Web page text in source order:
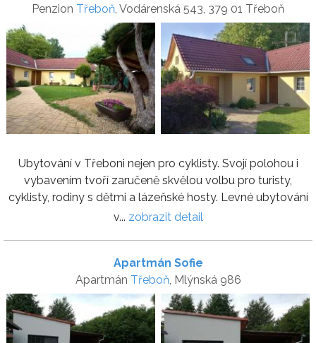
Penzion Třeboň , Vodárenská 543, 379 01 Třeboň
Ubytování v Třeboni nejen pro cyklisty. Svojí polohou i
vybavením tvoří zaručeně skvělou volbu pro turisty,
cyklisty, rodiny s dětmi a lázeňské hosty. Levné ubytování
v... zobrazit detail
Apartmán Sofie
Apartmán Třeboň, Mlýnská 986